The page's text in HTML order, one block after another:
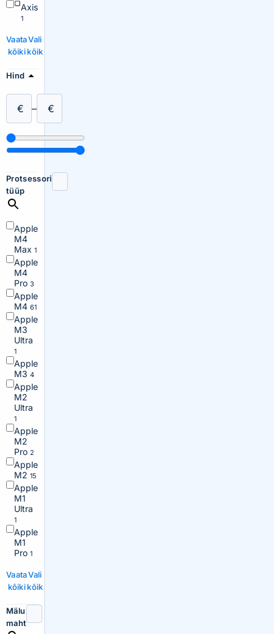
Axis
1
Vaata
kõiki
Vali
kõik
Hind
€ – €
Protsessori
tüüp
Apple
M4
Max 1
Apple
M4
Pro 3
Apple
M4 61
Apple
M3
Ultra
1
Apple
M3 4
Apple
M2
Ultra
1
Apple
M2
Pro 2
Apple
M2 15
Apple
M1
Ultra
1
Apple
M1
Pro 1
Vaata
kõiki
Vali
kõik
Mälu
maht